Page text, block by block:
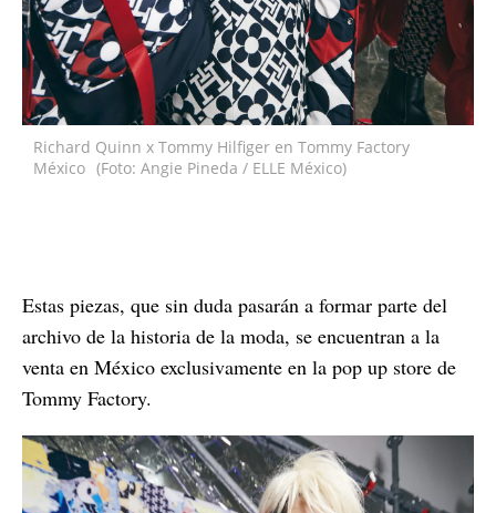
Richard Quinn x Tommy Hilfiger en Tommy Factory
México (Foto: Angie Pineda / ELLE México)
Estas piezas, que sin duda pasarán a formar parte del
archivo de la historia de la moda, se encuentran a la
venta en México exclusivamente en la pop up store de
Tommy Factory.